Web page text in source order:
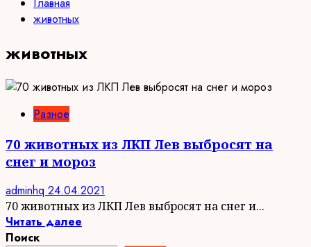
животных
животных
Разное
70 животных из ЛКП Лев выбросят на
снег и мороз
adminhq 24.04.2021
70 животных из ЛКП Лев выбросят на снег и...
Читать далее
Поиск